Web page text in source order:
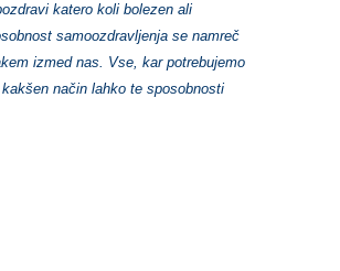
katero koli bolezen ali
samoozdravljenja se namreč
izmed nas. Vse, kar potrebujemo
način lahko te sposobnosti